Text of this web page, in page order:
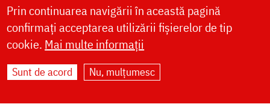
LIVE
Site dezvoltat deDOXOLOGIA MEDIA
Prin continuarea navigării în această pagină
confirmați acceptarea utilizării fișierelor de tip
cookie. Mai multe informații
Sunt de acord Nu, mulțumesc